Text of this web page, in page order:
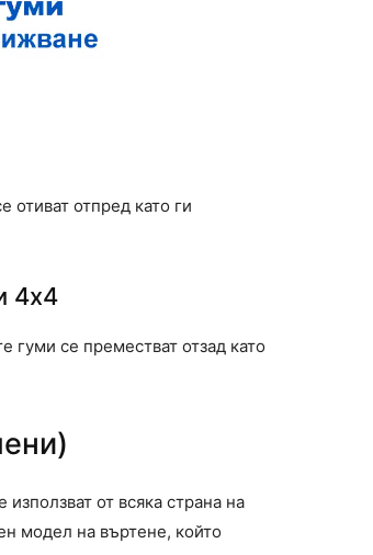
отиват отпред като ги
4х4
гуми се преместват отзад като
от всяка страна на
модел на въртене, който